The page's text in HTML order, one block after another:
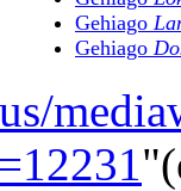
Gehiago
Gehiago